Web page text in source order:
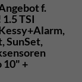
f.
TSI
SunSet,
10" +